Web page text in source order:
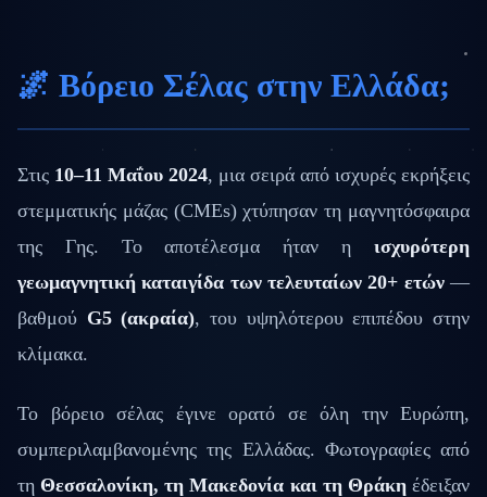
🌌 Βόρειο Σέλας στην Ελλάδα;
Στις 10–11 Μαΐου 2024, μια σειρά από ισχυρές εκρήξεις
στεμματικής μάζας (CMEs) χτύπησαν τη μαγνητόσφαιρα
της Γης. Το αποτέλεσμα ήταν η ισχυρότερη
γεωμαγνητική καταιγίδα των τελευταίων 20+ ετών—
βαθμού G5 (ακραία), του υψηλότερου επιπέδου στην
κλίμακα.
Το βόρειο σέλας έγινε ορατό σε όλη την Ευρώπη,
συμπεριλαμβανομένης της Ελλάδας. Φωτογραφίες από
τη Θεσσαλονίκη, τη Μακεδονία και τη Θράκηέδειξαν